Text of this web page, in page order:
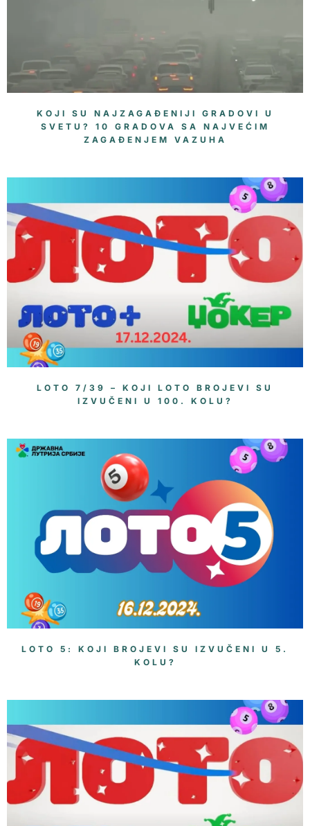
KOJI SU NAJZAGAĐENIJI GRADOVI U
SVETU? 10 GRADOVA SA NAJVEĆIM
ZAGAĐENJEM VAZUHA
LOTO 7/39 – KOJI LOTO BROJEVI SU
IZVUČENI U 100. KOLU?
LOTO 5: KOJI BROJEVI SU IZVUČENI U 5.
KOLU?